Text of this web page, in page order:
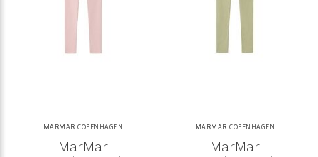
MARMAR COPENHAGEN
MarMar
MARMAR COPENHAGEN
MarMar